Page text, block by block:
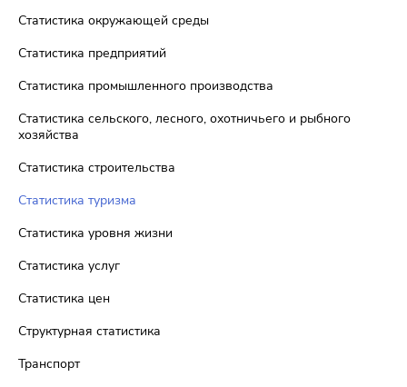
Статистика окружающей среды
Статистика предприятий
Статистика промышленного производства
Статистика сельского, лесного, охотничьего и рыбного
хозяйства
Статистика строительства
Статистика туризма
Статистика уровня жизни
Статистика услуг
Статистика цен
Структурная статистика
Транспорт